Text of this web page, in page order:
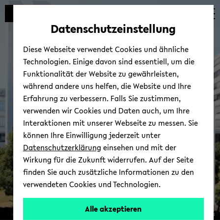
Automatische
vermeiden
skip
main
skip
main
skip
footer
Per­so­nal­rat
© Uni­ver­si­tät Bie­le­feld
Datenschutzeinstellung
Diese Webseite verwendet Cookies und ähnliche
Technologien. Einige davon sind essentiell, um die
Funktionalität der Website zu gewährleisten,
während andere uns helfen, die Website und Ihre
Erfahrung zu verbessern. Falls Sie zustimmen,
verwenden wir Cookies und Daten auch, um Ihre
Interaktionen mit unserer Webseite zu messen. Sie
können Ihre Einwilligung jederzeit unter
Datenschutzerklärung einsehen und mit der
Wirkung für die Zukunft widerrufen. Auf der Seite
finden Sie auch zusätzliche Informationen zu den
verwendeten Cookies und Technologien.
Alle akzeptieren